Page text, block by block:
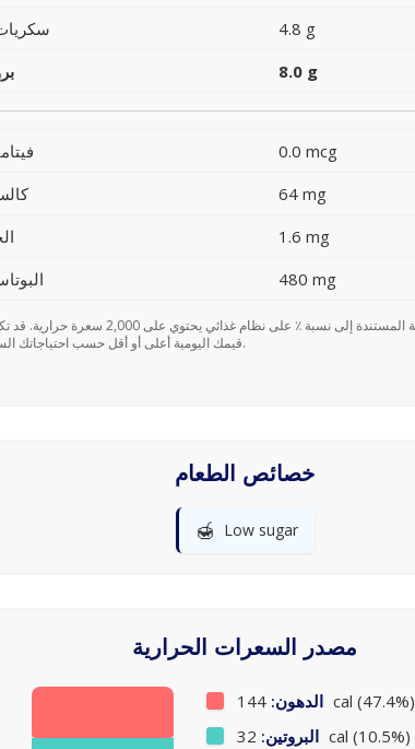
4.8 g
8.0 g
0.0 mcg
64 mg
1.6 mg
480 mg
قيمك اليومية أعلى أو أقل حسب احتياجاتك السعرية.
خصائص الطعام
🍯 Low sugar
مصدر السعرات الحرارية
الدهون: 144 cal (47.4%)
البروتين: 32 cal (10.5%)